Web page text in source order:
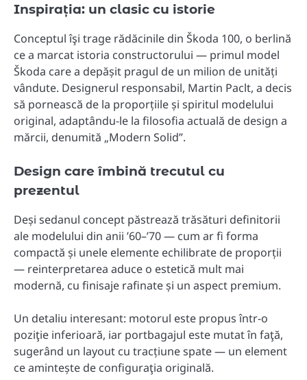
Inspirația: un clasic cu istorie
Conceptul îşi trage rădăcinile din Škoda 100, o berlină
ce a marcat istoria constructorului — primul model
Škoda care a depășit pragul de un milion de unități
vândute. Designerul responsabil, Martin Paclt, a decis
să pornească de la proporțiile și spiritul modelului
original, adaptându-le la filosofia actuală de design a
mărcii, denumită „Modern Solid”.
Design care îmbină trecutul cu
prezentul
Deși sedanul concept păstrează trăsături definitorii
ale modelului din anii ’60–’70 — cum ar fi forma
compactă și unele elemente echilibrate de proporții
— reinterpretarea aduce o estetică mult mai
modernă, cu finisaje rafinate și un aspect premium.
Un detaliu interesant: motorul este propus într-o
poziţie inferioară, iar portbagajul este mutat în faţă,
sugerând un layout cu tracțiune spate — un element
ce amintește de configuraţia originală.